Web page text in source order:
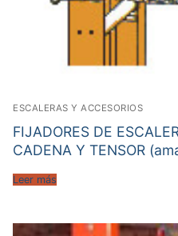
ESCALERAS Y ACCESORIOS
FIJADORES DE
CADENA Y TENSOR
Leer más